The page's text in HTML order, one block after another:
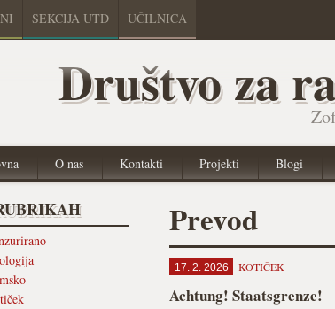
SEKCIJA UTD UČILNICA
Društvo za
O nas Kontakti Projekti Blogi
Prevod
17. 2. 2026 KOTIČEK
Achtung! Staatsgrenze!